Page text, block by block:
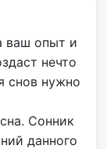
ваш опыт и
нечто
снов нужно
Сонник
данного